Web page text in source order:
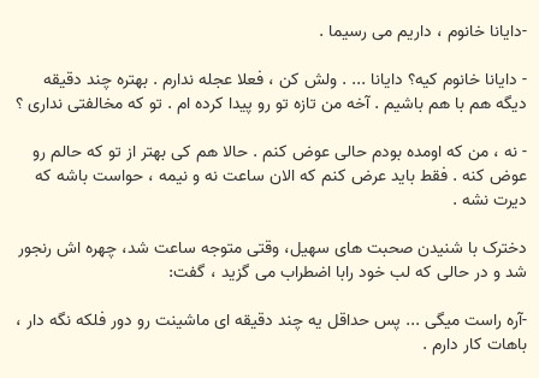
-دایانا خانوم ، داریم می رسیما .
- دایانا خانوم کیه؟ دایانا ... . ولش کن ، فعلا عجله ندارم . بهتره چند دقیقه
دیگه هم با هم باشیم . آخه من تازه تو رو پیدا کرده ام . تو که مخالفتی نداری ؟
- نه ، من که اومده بودم حالی عوض کنم . حالا هم کی بهتر از تو که حالم رو
عوض کنه . فقط باید عرض کنم که الان ساعت نه و نیمه ، حواست باشه که
دیرت نشه .
دخترک با شنیدن صحبت های سهیل، وقتی متوجه ساعت شد، چهره اش رنجور
شد و در حالی که لب خود رابا اضطراب می گزید ، گفت:
-آره راست میگی ... پس حداقل یه چند دقیقه ای ماشینت رو دور فلکه نگه دار ،
باهات کار دارم .